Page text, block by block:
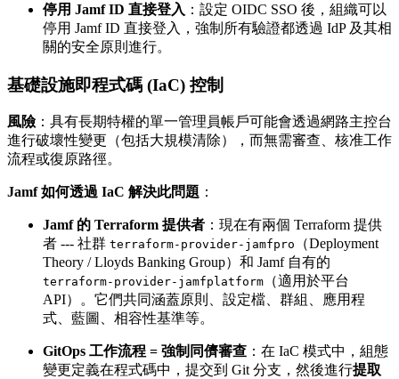
停用 Jamf ID 直接登入 ：設定 OIDC SSO 後，組織可以
停用 Jamf ID 直接登入，強制所有驗證都透過 IdP 及其相
關的安全原則進行。
基礎設施即程式碼 (IaC) 控制
風險 ：具有長期特權的單一管理員帳戶可能會透過網路主控台
進行破壞性變更（包括大規模清除），而無需審查、核准工作
流程或復原路徑。
Jamf 如何透過 IaC 解決此問題 ：
Jamf 的 Terraform 提供者 ：現在有兩個 Terraform 提供
者 --- 社群 terraform-provider-jamfpro
（Deployment
Theory / Lloyds Banking Group）和 Jamf 自有的
terraform-provider-jamfplatform （適用於平台
API）。它們共同涵蓋原則、設定檔、群組、應用程
式、藍圖、相容性基準等。
GitOps 工作流程 = 強制同儕審查 ：在 IaC 模式中，組態
變更定義在程式碼中，提交到 Git 分支，然後進行提取